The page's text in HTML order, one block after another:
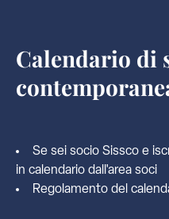
Calendario di
Se sei socio Sissco e
in calendario dall'area soci
Regolamento del